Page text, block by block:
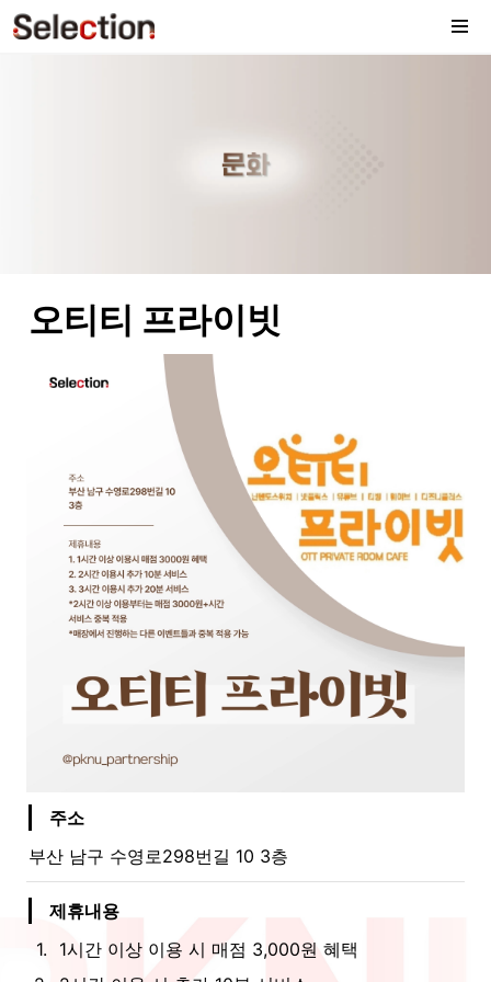
오티티 프라이빗
주소
부산 남구 수영로298번길 10 3층
제휴내용
1.
1시간 이상 이용 시 매점 3,000원 혜택